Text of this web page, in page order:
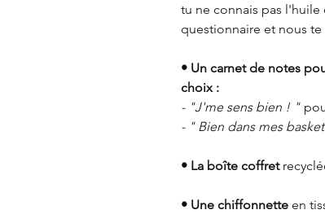
tu ne connais pas l'huile
questionnaire et nous
• Un carnet de notes
choix :
- "J'me sens bien ! "
- " Bien dans mes
• La boîte coffret
• Une chiffonnette en